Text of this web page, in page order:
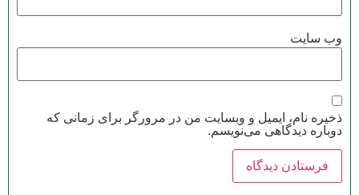
وب‌ سایت
ذخیره نام، ایمیل و وبسایت من در مرورگر برای زمانی که
دوباره دیدگاهی می‌نویسم.